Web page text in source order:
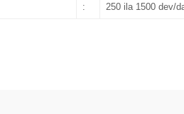
: 250 ila 1500 dev/